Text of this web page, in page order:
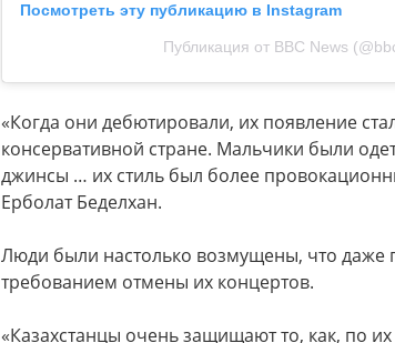
Посмотреть эту публикацию в Instagram
Публикация от BBC News
«Когда они дебютировали, их появление
консервативной стране. Мальчики были
джинсы … их стиль был более
Ерболат Беделхан.
Люди были настолько возмущены, что даже
требованием отмены их концертов.
«Казахстанцы очень защищают то, как, по